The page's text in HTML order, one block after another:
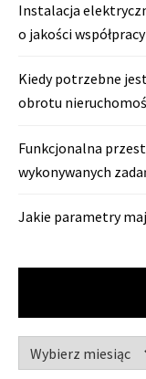
Instalacja
o jakości współpracy
Kiedy potrzebne
obrotu
Funkcjonalna
wykonywanych
Jakie parametry
Archiwa